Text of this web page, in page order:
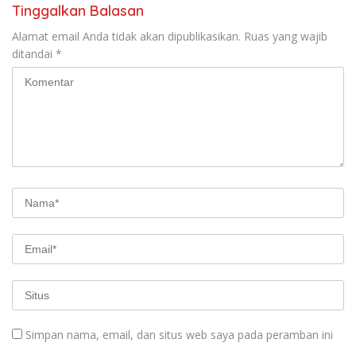
Tinggalkan Balasan
Alamat email Anda tidak akan dipublikasikan. Ruas yang wajib
ditandai *
Simpan nama, email, dan situs web saya pada peramban ini